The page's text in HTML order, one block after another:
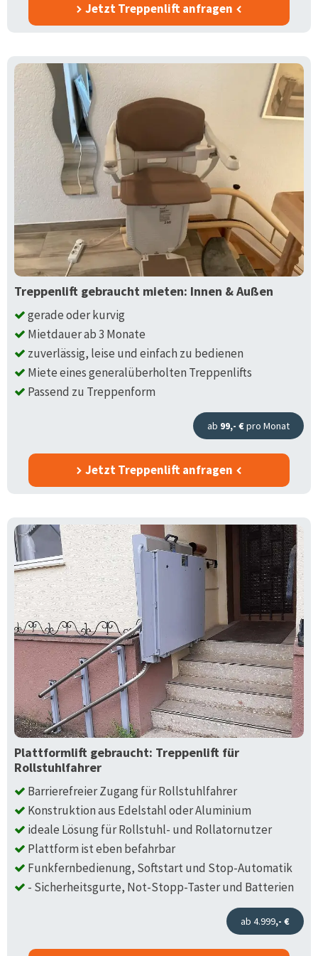
Jetzt Treppenlift anfragen
Treppenlift gebraucht mieten: Innen & Außen
gerade oder kurvig
Mietdauer ab 3 Monate
zuverlässig, leise und einfach zu bedienen
Miete eines generalüberholten Treppenlifts
Passend zu Treppenform
ab 99,- €pro Monat
Jetzt Treppenlift anfragen
Plattformlift gebraucht: Treppenlift für
Rollstuhlfahrer
Barrierefreier Zugang für Rollstuhlfahrer
Konstruktion aus Edelstahl oder Aluminium
ideale Lösung für Rollstuhl- und Rollatornutzer
Plattform ist eben befahrbar
Funkfernbedienung, Softstart und Stop-Automatik
- Sicherheitsgurte, Not-Stopp-Taster und Batterien
ab 4.999,- €